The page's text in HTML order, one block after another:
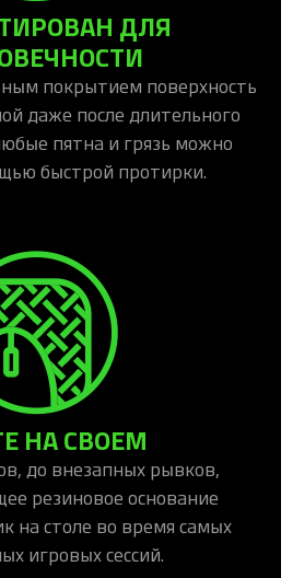
ДЛЯ
покрытием поверхность
даже после длительного
пятна и грязь можно
быстрой протирки.
НА СВОЕМ
до внезапных рывков,
резиновое основание
на столе во время самых
игровых сессий.